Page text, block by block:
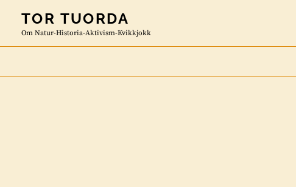
content
TOR TUORDA
Om Natur-Historia-Aktivism-Kvikkjokk